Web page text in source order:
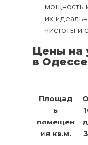
мощность
их
чистоты и
Цены на
в Одессе
Площад
ь
помещен
ия кв.м.